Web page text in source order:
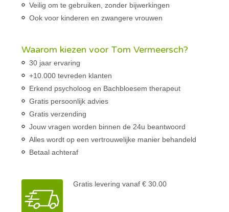
Veilig om te gebruiken, zonder bijwerkingen
Ook voor kinderen en zwangere vrouwen
Waarom kiezen voor Tom Vermeersch?
30 jaar ervaring
+10.000 tevreden klanten
Erkend psycholoog en Bachbloesem therapeut
Gratis persoonlijk advies
Gratis verzending
Jouw vragen worden binnen de 24u beantwoord
Alles wordt op een vertrouwelijke manier behandeld
Betaal achteraf
Gratis levering vanaf € 30.00